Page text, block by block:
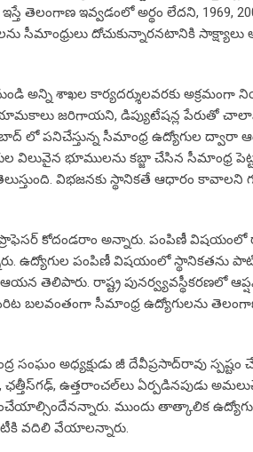
తెలంగాణ ఇవ్వడంలో అర్థం లేదని,
సీమాంధ్రులు దోచుకున్నారనటానికి
అన్ని శాఖల కార్యదర్శులవరకు
జరిగాయని, డిప్యుటేషన్ల పేరుతో
లో పనిచేస్తున్న సీమాంధ్ర ఉద్యోగుల ద్వారా
విలువైన భూములను కబ్జా చేసిన సీమాంధ్ర
విభజనకు స్థానికతే ఆధారం
కోదండరాం అన్నారు. పంపిణీ విషయంలో
ఉద్యోగుల పంపిణీ విషయంలో స్థానికతను
తెలిపారు. రాష్ట్ర పునర్వ్యవస్థీకరణలో
సీమాంధ్ర ఉద్యోగులను తెలంగాణలో
సంఘం అధ్యక్షుడు జీ దేవీప్రసాద్‌రావు
ఉత్తరాంచల్‌లు ఏర్పడినపుడు
ముందు తాత్కాలిక
వదిలి వేయాలన్నారు.